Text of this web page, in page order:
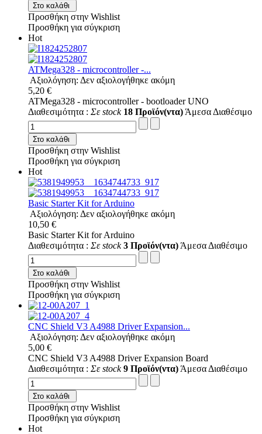
Στο καλάθι
Προσθήκη στην Wishlist
Προσθήκη για σύγκριση
Hot
ATMega328 - microcontroller -...
Αξιολόγηση: Δεν αξιολογήθηκε ακόμη
5,20 €
ATMega328 - microcontroller - bootloader UNO
Διαθεσιμότητα : Σε stock 18 Προϊόν(ντα) Άμεσα Διαθέσιμο
Στο καλάθι
Προσθήκη στην Wishlist
Προσθήκη για σύγκριση
Hot
Basic Starter Kit for Arduino
Αξιολόγηση: Δεν αξιολογήθηκε ακόμη
10,50 €
Basic Starter Kit for Arduino
Διαθεσιμότητα : Σε stock 3 Προϊόν(ντα) Άμεσα Διαθέσιμο
Στο καλάθι
Προσθήκη στην Wishlist
Προσθήκη για σύγκριση
CNC Shield V3 A4988 Driver Expansion...
Αξιολόγηση: Δεν αξιολογήθηκε ακόμη
5,00 €
CNC Shield V3 A4988 Driver Expansion Board
Διαθεσιμότητα : Σε stock 9 Προϊόν(ντα) Άμεσα Διαθέσιμο
Στο καλάθι
Προσθήκη στην Wishlist
Προσθήκη για σύγκριση
Hot